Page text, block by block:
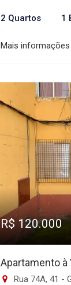
2 Quartos 1
Mais informações
R$ 120.000
Apartamento à
Rua 74A, 41 -